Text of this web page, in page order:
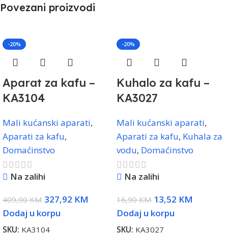
Povezani proizvodi
-20%
Aparat za kafu –
KA3104
Mali kućanski aparati,
Aparati za kafu,
Domaćinstvo
Na zalihi
409,90KM 327,92 KM
Dodaj u korpu
SKU: KA3104
-20%
Kuhalo za kafu –
KA3027
Mali kućanski aparati,
Aparati za kafu, Kuhala za
vodu, Domaćinstvo
Na zalihi
16,90KM 13,52 KM
Dodaj u korpu
SKU: KA3027